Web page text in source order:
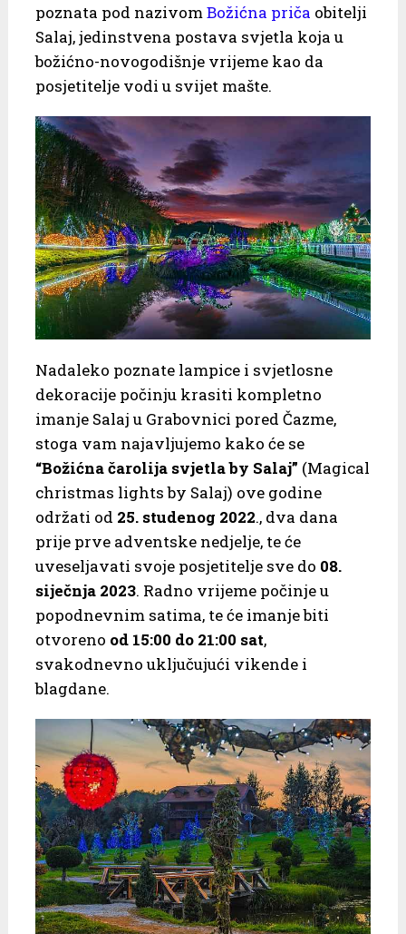
poznata pod nazivom Božićna priča obitelji
Salaj, jedinstvena postava svjetla koja u
božićno-novogodišnje vrijeme kao da
posjetitelje vodi u svijet mašte.
Nadaleko poznate lampice i svjetlosne
dekoracije počinju krasiti kompletno
imanje Salaj u Grabovnici pored Čazme,
stoga vam najavljujemo kako će se
“Božićna čarolija svjetla by Salaj” (Magical
christmas lights by Salaj) ove godine
održati od 25. studenog 2022., dva dana
prije prve adventske nedjelje, te će
uveseljavati svoje posjetitelje sve do 08.
siječnja 2023. Radno vrijeme počinje u
popodnevnim satima, te će imanje biti
otvoreno od 15:00 do 21:00 sat,
svakodnevno uključujući vikende i
blagdane.